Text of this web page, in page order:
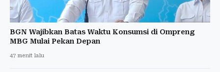
BGN Wajibkan Batas Waktu Konsumsi di Ompreng
MBG Mulai Pekan Depan
47 menit lalu